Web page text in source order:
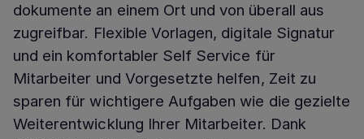
dokumente an einem Ort und von überall aus
zugreifbar. Flexible Vorlagen, digitale Signatur
und ein komfortabler Self Service für
Mitarbeiter und Vorgesetzte helfen, Zeit zu
sparen für wichtigere Aufgaben wie die gezielte
Weiterentwicklung Ihrer Mitarbeiter. Dank